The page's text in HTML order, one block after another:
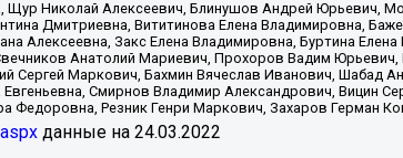
Николай Алексеевич, Блинушов Андрей Юрьевич,
Дмитриевна, Вититинова Елена Владимировна,
Алексеевна, Закс Елена Владимировна, Буртина
Анатолий Мариевич, Прохоров Вадим
Сергей Маркович, Бахмин Вячеслав Иванович, Шабад
Смирнов Владимир Александрович, Вицин
Резник Генри Маркович, Захаров Герман
данные на 24.03.2022